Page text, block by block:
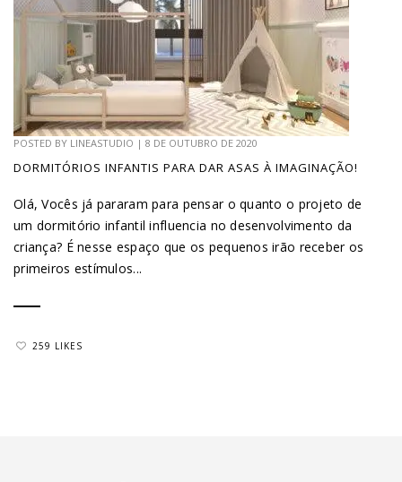
POSTED BY LINEASTUDIO | 8 DE OUTUBRO DE 2020
DORMITÓRIOS INFANTIS PARA DAR ASAS À IMAGINAÇÃO!
Olá, Vocês já pararam para pensar o quanto o projeto de
um dormitório infantil influencia no desenvolvimento da
criança? É nesse espaço que os pequenos irão receber os
primeiros estímulos...
259 LIKES